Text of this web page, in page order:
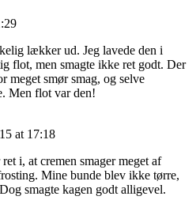
lækker ud. Jeg lavede den i
flot, men smagte ikke ret godt. Der
meget smør smag, og selve
Men flot var den!
at 17:18
i, at cremen smager meget af
Mine bunde blev ikke tørre,
smagte kagen godt alligevel.